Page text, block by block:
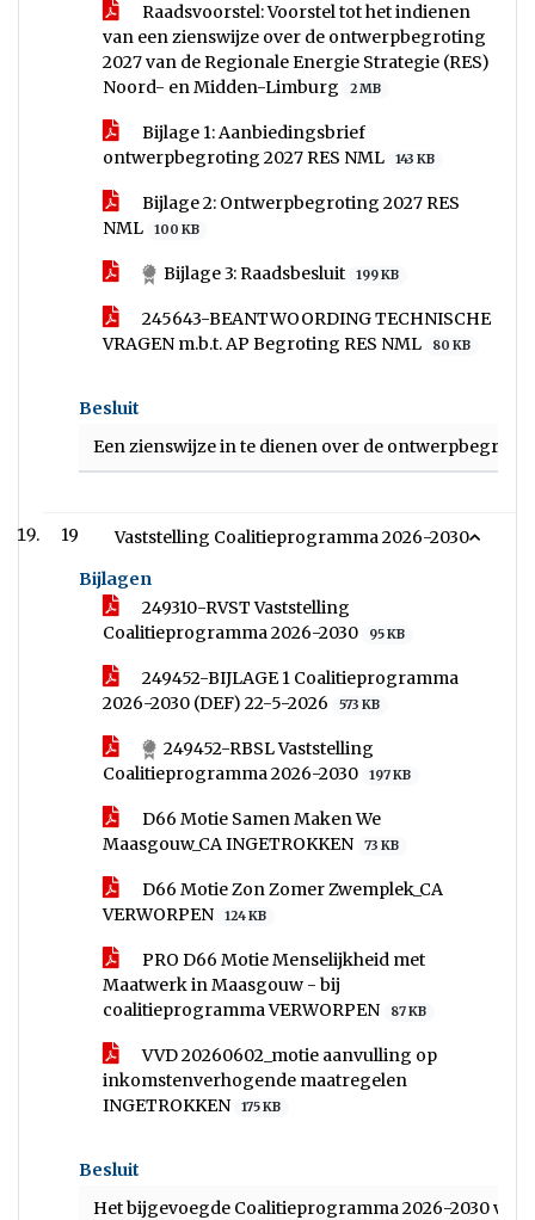
Raadsvoorstel: Voorstel tot het indienen
van een zienswijze over de ontwerpbegroting
2027 van de Regionale Energie Strategie (RES)
Noord- en Midden-Limburg
2 MB
Bijlage 1: Aanbiedingsbrief
ontwerpbegroting 2027 RES NML
143 KB
Bijlage 2: Ontwerpbegroting 2027 RES
NML
100 KB
Bijlage 3: Raadsbesluit 199 KB
245643-BEANTWOORDING TECHNISCHE
VRAGEN m.b.t. AP Begroting RES NML
80 KB
Besluit
Een zienswijze in te dienen over de
19
Vaststelling Coalitieprogramma 2026-2030
Bijlagen
249310-RVST Vaststelling
Coalitieprogramma 2026-2030
95 KB
249452-BIJLAGE 1 Coalitieprogramma
2026-2030 (DEF) 22-5-2026
573 KB
249452-RBSL Vaststelling
Coalitieprogramma 2026-2030
197 KB
D66 Motie Samen Maken We
Maasgouw_CA INGETROKKEN
73 KB
D66 Motie Zon Zomer Zwemplek_CA
VERWORPEN
124 KB
PRO D66 Motie Menselijkheid met
Maatwerk in Maasgouw - bij
coalitieprogramma VERWORPEN
87 KB
VVD 20260602_motie aanvulling op
inkomstenverhogende maatregelen
INGETROKKEN
175 KB
Besluit
Het bijgevoegde Coalitieprogramma 2026-2030 vast